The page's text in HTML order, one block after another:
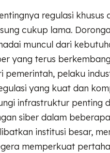
regulasi khusus
cukup lama.
muncul dari
yang terus
pemerintah, pelaku
yang kuat dan
infrastruktur penting
siber dalam
institusi besar,
memperkuat